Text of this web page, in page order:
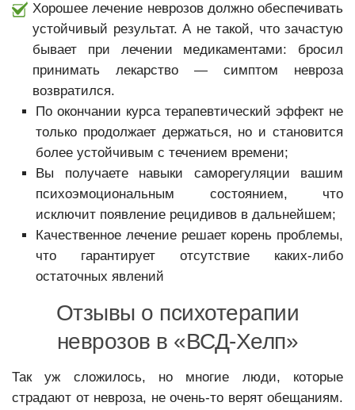
Хорошее лечение неврозов должно обеспечивать
устойчивый результат. А не такой, что зачастую
бывает при лечении медикаментами: бросил
принимать лекарство — симптом невроза
возвратился.
По окончании курса терапевтический эффект не
только продолжает держаться, но и становится
более устойчивым с течением времени;
Вы получаете навыки саморегуляции вашим
психоэмоциональным состоянием, что
исключит появление рецидивов в дальнейшем;
Качественное лечение решает корень проблемы,
что гарантирует отсутствие каких-либо
остаточных явлений
Отзывы о психотерапии
неврозов в «ВСД-Хелп»
Так уж сложилось, но многие люди, которые
страдают от невроза, не очень-то верят обещаниям.